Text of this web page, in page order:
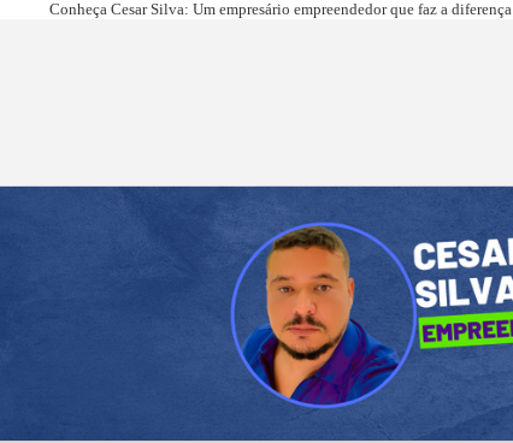
Conheça Cesar Silva: Um empresário empreendedor que faz a diferença